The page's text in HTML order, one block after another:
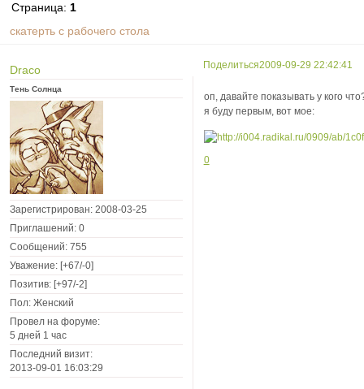
скатерть с рабочего стола
Страница: 1
Поделиться2009-09-29 22:42:41
Draco
Тень Солнца
Зарегистрирован: 2008-03-25
Приглашений: 0
Сообщений: 755
Уважение: [+67/-0]
Позитив: [+97/-2]
Пол: Женский
Провел на форуме:
5 дней 1 час
Последний визит:
2013-09-01 16:03:29
оп, давайте показывать у кого
я буду первым, вот мое:
0